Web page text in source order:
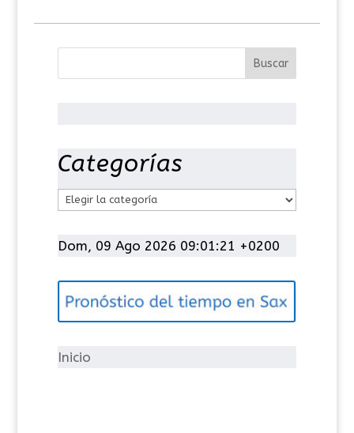
Categorías
t
g
í
Dom, 09 Ago 2026 09:01:21 +0200
Inicio